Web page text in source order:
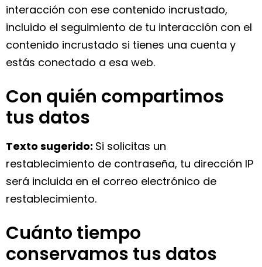
interacción con ese contenido incrustado,
incluido el seguimiento de tu interacción con el
contenido incrustado si tienes una cuenta y
estás conectado a esa web.
Con quién compartimos
tus datos
Texto sugerido: Si solicitas un
restablecimiento de contraseña, tu dirección IP
será incluida en el correo electrónico de
restablecimiento.
Cuánto tiempo
conservamos tus datos